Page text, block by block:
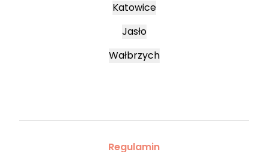
Katowice
Jasło
Wałbrzych
Regulamin